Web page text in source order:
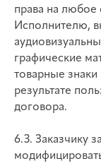
права на
Исполнителю,
графические
товарные знаки
результате
договора.
6.3. Заказчику